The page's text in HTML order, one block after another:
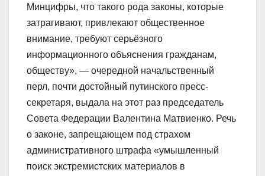
Минцифры, что такого рода законы, которые
затрагивают, привлекают общественное
внимание, требуют серьёзного
информационного объяснения гражданам,
обществу», — очередной начальственный
перл, почти достойный путинского пресс-
секретаря, выдала на этот раз председатель
Совета Федерации Валентина Матвиенко. Речь
о законе, запрещающем под страхом
административного штрафа «умышленный
поиск экстремистских материалов в